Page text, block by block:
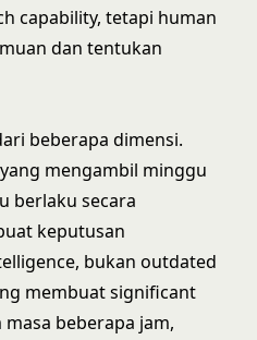
capability, tetapi human
dan tentukan
beberapa dimensi.
mengambil minggu
berlaku secara
keputusan
bukan outdated
membuat significant
beberapa jam,